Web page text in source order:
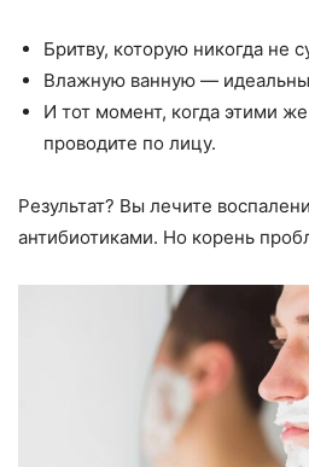
Бритву, которую никогда не
Влажную ванную —
И тот момент, когда этими
проводите по лицу.
Результат? Вы лечите
антибиотиками. Но корень